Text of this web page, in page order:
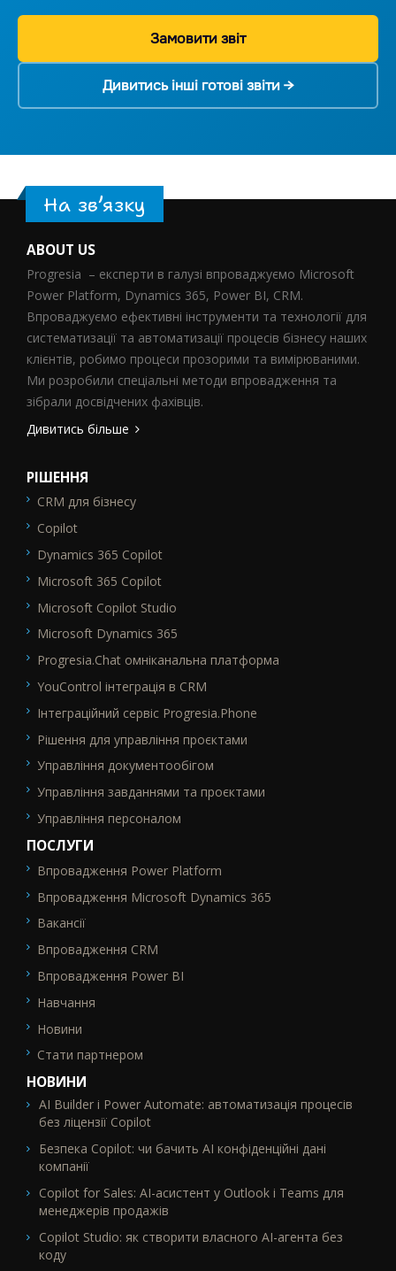
Замовити звіт
Дивитись інші готові звіти →
На зв’язку
ABOUT US
Progresia – експерти в галузі впроваджуємо Microsoft
Power Platform, Dynamics 365, Power BI, CRM.
Впроваджуємо ефективні інструменти та технології для
систематизації та автоматизації процесів бізнесу наших
клієнтів, робимо процеси прозорими та вимірюваними.
Ми розробили спеціальні методи впровадження та
зібрали досвідчених фахівців.
Дивитись більше
РІШЕННЯ
SEO_FTR1
CRM для бізнесу
Copilot
Dynamics 365 Copilot
Microsoft 365 Copilot
Microsoft Copilot Studio
Microsoft Dynamics 365
Progresia.Chat омніканальна платформа
YouControl інтеграція в CRM
Інтеграційний сервіс Progresia.Phone
Рішення для управління проєктами
Управління документообігом
Управління завданнями та проєктами
Управління персоналом
ПОСЛУГИ
SEO_FTR2
Впровадження Power Platform
Впровадження Microsoft Dynamics 365
Вакансії
Впровадження CRM
Впровадження Power BI
Навчання
Новини
Стати партнером
НОВИНИ
AI Builder і Power Automate: автоматизація процесів
без ліцензії Copilot
Безпека Copilot: чи бачить AI конфіденційні дані
компанії
Copilot for Sales: AI-асистент у Outlook і Teams для
менеджерів продажів
Copilot Studio: як створити власного AI-агента без
коду